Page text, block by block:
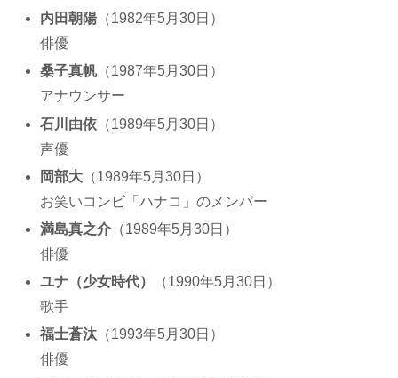
内田朝陽 （1982年5月30日）
俳優
桑子真帆（1987年5月30日）
アナウンサー
石川由依 （1989年5月30日）
声優
岡部大 （1989年5月30日）
お笑いコンビ「ハナコ」のメンバー
満島真之介 （1989年5月30日）
俳優
ユナ（少女時代）
（1990年5月30日）
歌手
福士蒼汰 （1993年5月30日）
俳優